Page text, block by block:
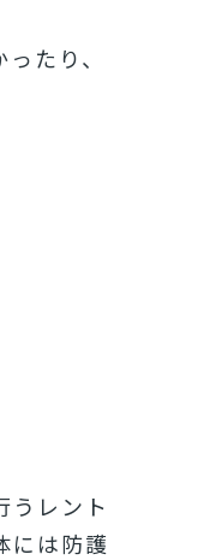
たり、
うレント
には防護